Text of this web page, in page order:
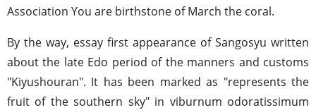
Association You are birthstone of March the coral.
By the way, essay first appearance of Sangosyu written
about the late Edo period of the manners and customs
"Kiyushouran". It has been marked as "represents the
fruit of the southern sky" in viburnum odoratissimum